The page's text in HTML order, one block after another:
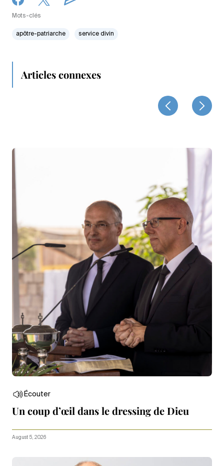
Mots-clés
apôtre-patriarche service divin
Articles connexes
Écouter
Un coup d’œil dans le dressing de Dieu
August 5, 2026